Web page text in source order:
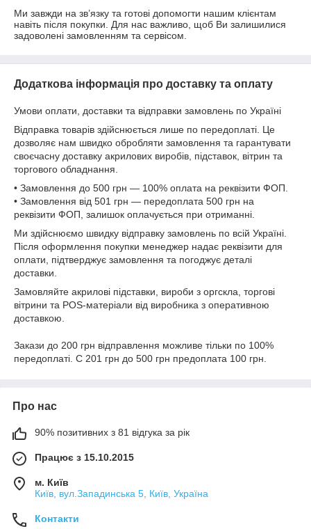
Ми завжди на зв’язку та готові допомогти нашим клієнтам
навіть після покупки. Для нас важливо, щоб Ви залишилися
задоволені замовленням та сервісом.
Додаткова інформація про доставку та оплату
Умови оплати, доставки та відправки замовлень по Україні
Відправка товарів здійснюється лише по передоплаті. Це
дозволяє нам швидко обробляти замовлення та гарантувати
своєчасну доставку акрилових виробів, підставок, вітрин та
торгового обладнання.
• Замовлення до 500 грн — 100% оплата на реквізити ФОП.
• Замовлення від 501 грн — передоплата 500 грн на
реквізити ФОП, залишок оплачується при отриманні.
Ми здійснюємо швидку відправку замовлень по всій Україні.
Після оформлення покупки менеджер надає реквізити для
оплати, підтверджує замовлення та погоджує деталі
доставки.
Замовляйте акрилові підставки, вироби з оргскла, торгові
вітрини та POS-матеріали від виробника з оперативною
доставкою.
Закази до 200 грн відправлення можливе тільки по 100%
передоплаті. С 201 грн до 500 грн предоплата 100 грн.
Про нас
90% позитивних з 81 відгука за рік
Працює з 15.10.2015
м. Київ
Київ, вул.Западинська 5, Київ, Україна
Контакти